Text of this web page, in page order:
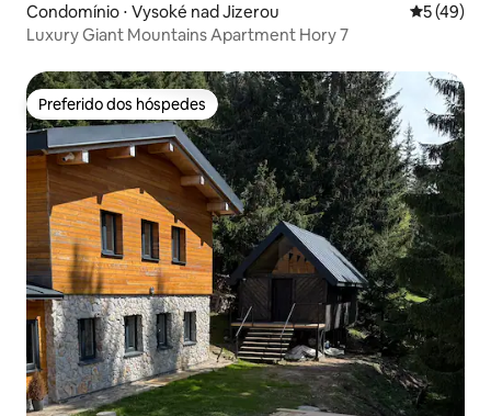
Condomínio ⋅ Vysoké nad Jizerou 5 de uma
5 (49)
Luxury Giant Mountains Apartment Hory 7
Preferido dos hóspedes
Preferido dos hóspedes